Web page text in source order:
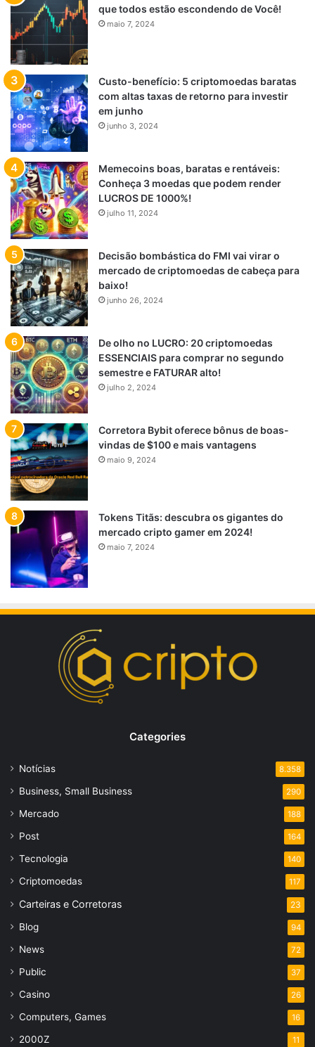
que todos estão escondendo de Você!
maio 7, 2024
Custo-benefício: 5 criptomoedas baratas
com altas taxas de retorno para investir
em junho
junho 3, 2024
Memecoins boas, baratas e rentáveis:
Conheça 3 moedas que podem render
LUCROS DE 1000%!
julho 11, 2024
Decisão bombástica do FMI vai virar o
mercado de criptomoedas de cabeça para
baixo!
junho 26, 2024
De olho no LUCRO: 20 criptomoedas
ESSENCIAIS para comprar no segundo
semestre e FATURAR alto!
julho 2, 2024
Corretora Bybit oferece bônus de boas-
vindas de $100 e mais vantagens
maio 9, 2024
Tokens Titãs: descubra os gigantes do
mercado cripto gamer em 2024!
maio 7, 2024
Categories
Notícias 8.358
Business, Small Business 290
Mercado 188
Post 164
Tecnologia 140
Criptomoedas 117
Carteiras e Corretoras 23
Blog 94
News 72
Public 37
Casino 26
Computers, Games 16
2000Z 11